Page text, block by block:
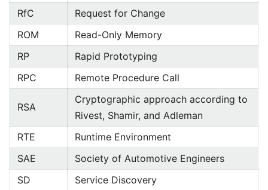
RfC
Request for Change
ROM
Read-Only Memory
RP
Rapid Prototyping
RPC
Remote Procedure Call
RSA
Cryptographic approach according to
Rivest, Shamir, and Adleman
RTE
Runtime Environment
SAE
Society of Automotive Engineers
SD
Service Discovery